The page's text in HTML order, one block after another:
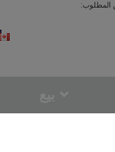
المطلوب: